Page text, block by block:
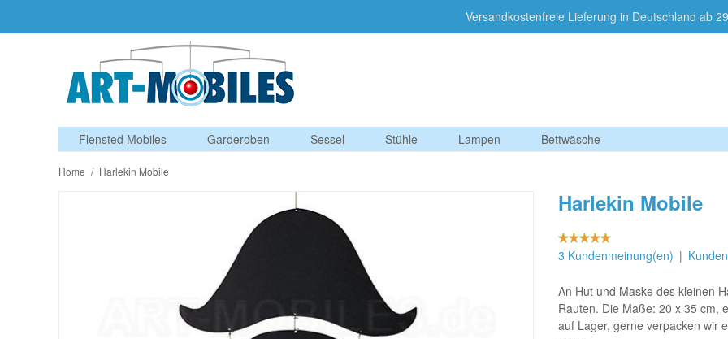
Versandkostenfreie Lieferung in Deutschland
Flensted Mobiles Garderoben Sessel Stühle Lampen Bettwäsche
Home / Harlekin Mobile
Harlekin Mobile
3 Kundenmeinung(en) |
An Hut und Maske des kleinen
Rauten. Die Maße: 20 x 35 cm,
auf Lager, gerne verpacken wir